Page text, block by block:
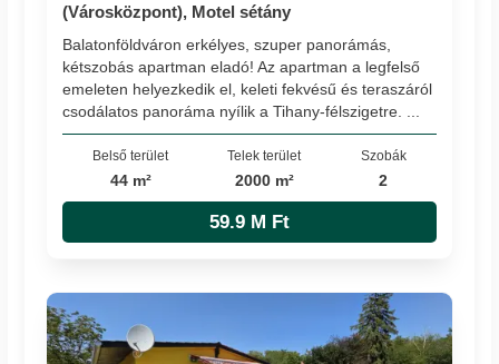
(Városközpont), Motel sétány
Balatonföldváron erkélyes, szuper panorámás,
kétszobás apartman eladó! Az apartman a legfelső
emeleten helyezkedik el, keleti fekvésű és teraszáról
csodálatos panoráma nyílik a Tihany-félszigetre. ...
Belső terület
44 m²
Telek terület
2000 m²
Szobák
2
59.9 M Ft